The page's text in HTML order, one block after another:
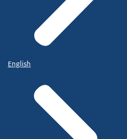
English